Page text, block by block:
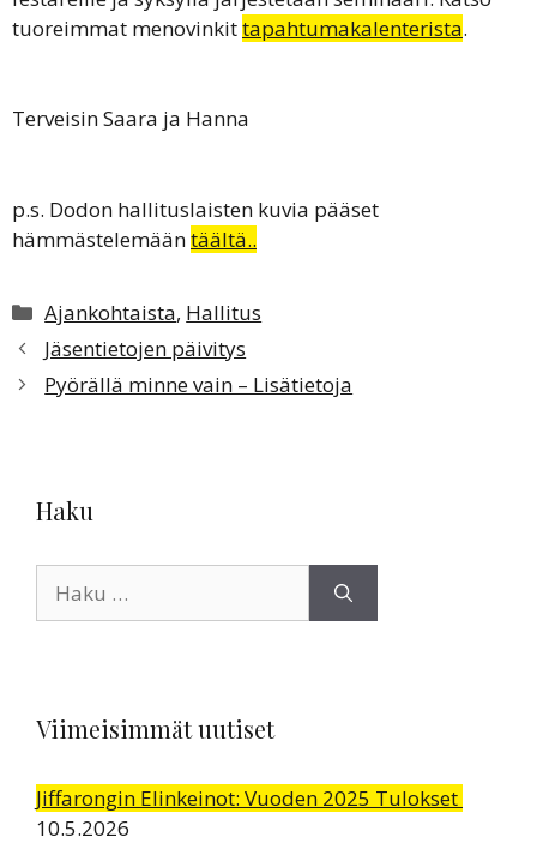
tuoreimmat menovinkittapahtumakalenterista.
Terveisin Saara ja Hanna
p.s. Dodon hallituslaisten kuvia pääset
hämmästelemääntäältä..
Kategoriat
Ajankohtaista, Hallitus
Jäsentietojen päivitys
Pyörällä minne vain – Lisätietoja
Haku
Viimeisimmät uutiset
Jiffarongin Elinkeinot: Vuoden 2025 Tulokset
10.5.2026